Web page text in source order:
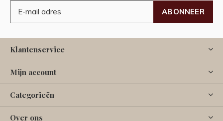
ABONNEER
Klantenservice
Mijn account
Categorieën
Over ons